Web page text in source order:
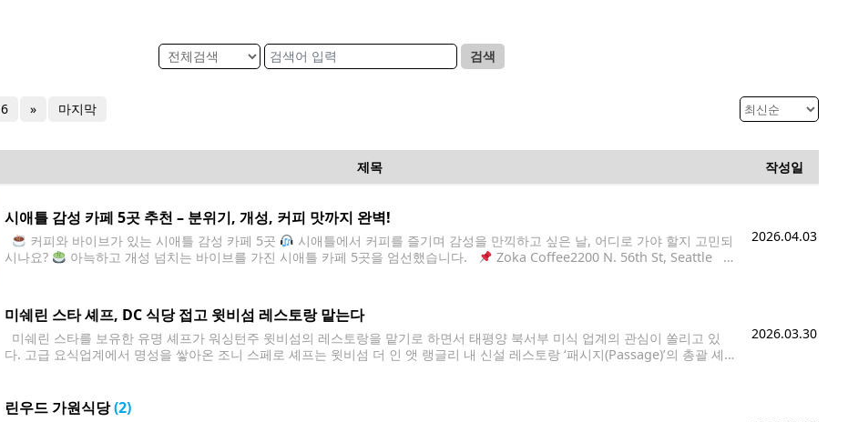
검색
6 » 마지막
제목 작성일
시애틀 감성 카페 5곳 추천 – 분위기, 개성, 커피 맛까지 완벽!
커피와 바이브가 있는 시애틀 감성 카페 5곳
시애틀에서 커피를 즐기며 감성을 만끽하고 싶은 날, 어디로 가야 할지 고민되
시나요?
아늑하고 개성 넘치는 바이브를 가진 시애틀 카페 5곳을 엄선했습니다.
Zoka Coffee2200 N. 56th St, Seattle
2026.04.03
미쉐린 스타 셰프, DC 식당 접고 윗비섬 레스토랑 맡는다
미쉐린 스타를 보유한 유명 셰프가 워싱턴주 윗비섬의 레스토랑을 맡기로 하면서 태평양 북서부 미식 업계의 관심이 쏠리고 있
다. 고급 요식업계에서 명성을 쌓아온 조니 스페로 셰프는 윗비섬 더 인 앳 랭글리 내 신설 레스토랑 ‘패시지(Passage)’의 총괄 셰
2026.03.30
린우드 가원식당(2)